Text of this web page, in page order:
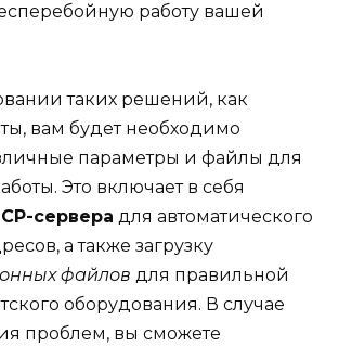
работу вашей
таких решений, как
вам будет необходимо
параметры и файлы для
Это включает в себя
сервера для автоматического
а также загрузку
файлов для правильной
оборудования. В случае
проблем, вы сможете